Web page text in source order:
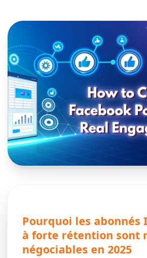
Pourquoi les abonnés
à forte rétention sont
négociables en 2025